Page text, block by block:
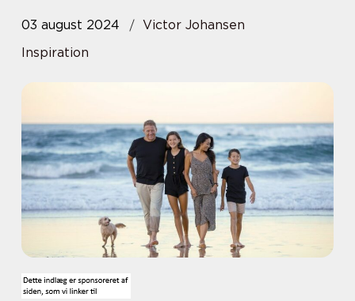
03 august 2024
Victor Johansen
Inspiration